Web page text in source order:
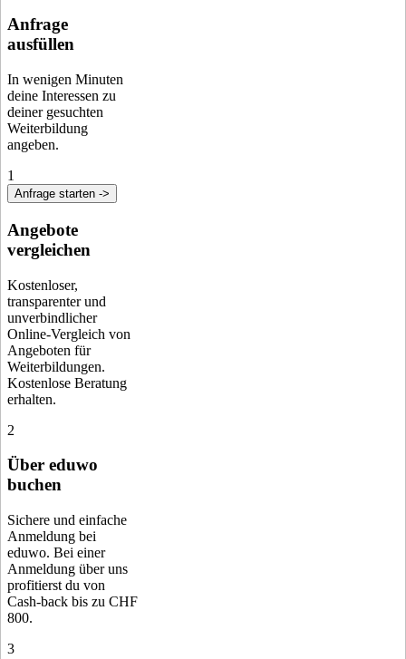
Anfrage
ausfüllen
In wenigen Minuten
deine Interessen zu
deiner gesuchten
Weiterbildung
angeben.
1
Anfrage starten ->
Angebote
vergleichen
Kostenloser,
transparenter und
unverbindlicher
Online-Vergleich von
Angeboten für
Weiterbildungen.
Kostenlose Beratung
erhalten.
2
Über eduwo
buchen
Sichere und einfache
Anmeldung bei
eduwo. Bei einer
Anmeldung über uns
profitierst du von
Cash-back bis zu CHF
800.
3